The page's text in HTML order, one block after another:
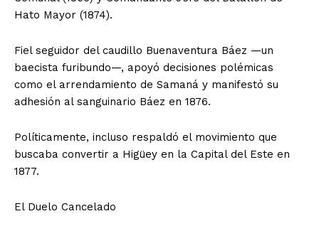
Hato Mayor (1874).
Fiel seguidor del caudillo Buenaventura Báez —un
baecista furibundo—, apoyó decisiones polémicas
como el arrendamiento de Samaná y manifestó su
adhesión al sanguinario Báez en 1876.
Políticamente, incluso respaldó el movimiento que
buscaba convertir a Higüey en la Capital del Este en
1877.
El Duelo Cancelado